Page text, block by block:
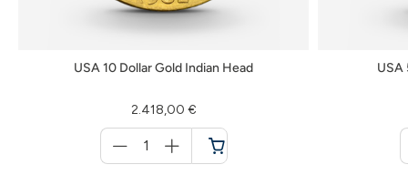
USA 10 Dollar Gold Indian Head
2.418,00 €
für
Warenkorb
USA